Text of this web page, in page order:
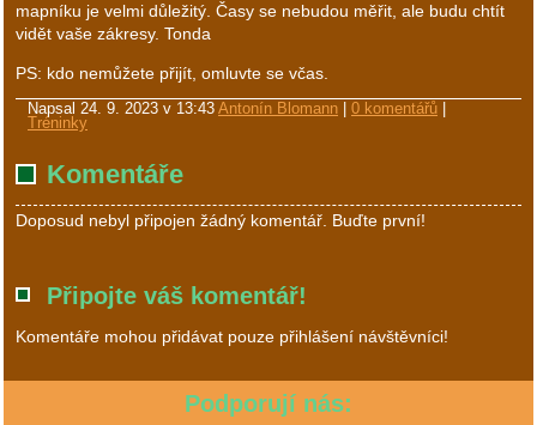
mapníku je velmi důležitý. Časy se nebudou měřit, ale budu chtít
vidět vaše zákresy. Tonda
PS: kdo nemůžete přijít, omluvte se včas.
Napsal 24. 9. 2023 v 13:43 Antonín Blomann 0 komentářů
Tréninky
Komentáře
Doposud nebyl připojen žádný komentář. Buďte první!
Připojte váš komentář!
Komentáře mohou přidávat pouze přihlášení návštěvníci!
Podporují nás: